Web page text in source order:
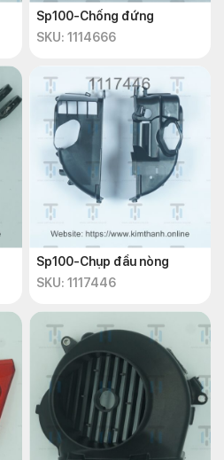
Sp100-Chống đứng
SKU: 1114666
Sp100-Chụp đầu nòng
SKU: 1117446